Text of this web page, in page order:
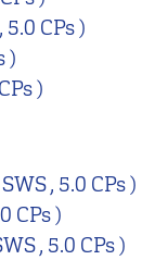
5.0 CPs )
)
)
, 5.0 CPs )
CPs )
, 5.0 CPs )